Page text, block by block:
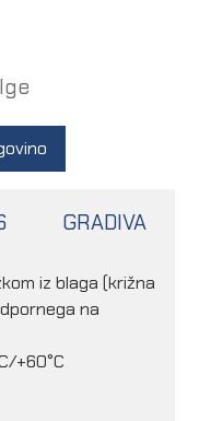
GRADIVA
iz blaga (križna
na
+60°C